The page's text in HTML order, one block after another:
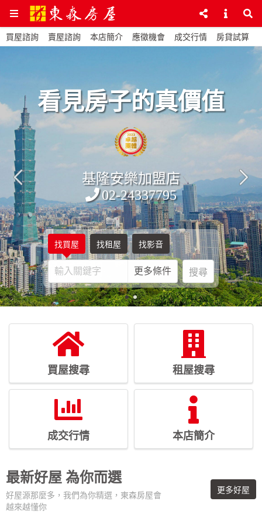
買屋諮詢 賣屋諮詢 本店簡介 應徵機會 成交行情 房貸試算
看見房子的真價值
基隆安樂加盟店
02-24337795
找買屋 找租屋 找影音
更多條件 搜尋
買屋搜尋 租屋搜尋
成交行情 本店簡介
最新好屋 為你而選
好屋源那麼多，我們為你精選，東森房屋會
越來越懂你
更多好屋